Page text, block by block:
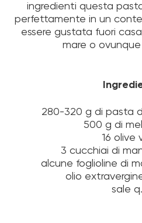
ingredienti questa
perfettamente in un
essere gustata fuori
mare o
280-320 g di pasta
500 g di
16 olive
3 cucchiai di
alcune foglioline di
olio
sale